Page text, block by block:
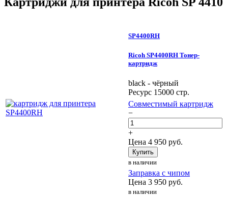
SP4400RH
Ricoh SP4400RH Тонер-
картридж
black - чёрный
Ресурс 15000 стр.
Совместимый картридж
−
+
Цена 4 950 руб.
Купить
в наличии
Заправка с чипом
Цена 3 950 руб.
в наличии